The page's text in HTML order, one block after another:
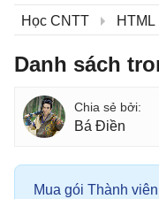
Học CNTT HTML
Danh sách
Bá Điền
Mua gói Thành